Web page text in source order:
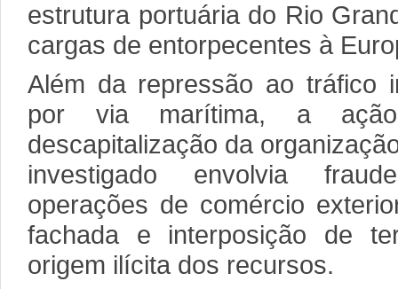
estrutura portuária do Rio
cargas de entorpecentes à
Além da repressão ao tráfico
por via marítima, a
descapitalização da
investigado envolvia
operações de comércio
fachada e interposição de
origem ilícita dos recursos.